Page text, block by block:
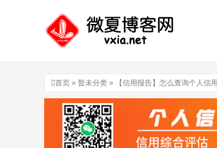
首页 » 暂未分类 » 【信用报告】怎么查询个人信